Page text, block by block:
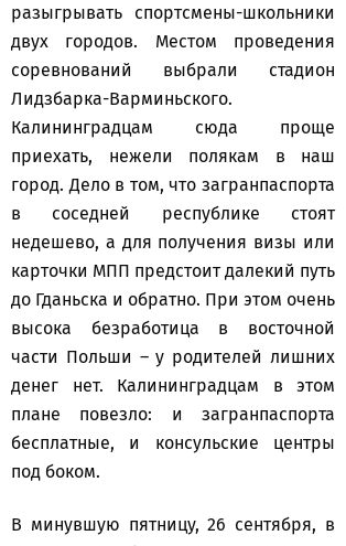
разыгрывать спортсмены-школьники
двух городов. Местом проведения
соревнований выбрали стадион
Лидзбарка-Варминьского.
Калининградцам сюда проще
приехать, нежели полякам в наш
город. Дело в том, что загранпаспорта
в соседней республике стоят
недешево, а для получения визы или
карточки МПП предстоит далекий путь
до Гданьска и обратно. При этом очень
высока безработица в восточной
части Польши – у родителей лишних
денег нет. Калининградцам в этом
плане повезло: и загранпаспорта
бесплатные, и консульские центры
под боком.
В минувшую пятницу, 26 сентября, в